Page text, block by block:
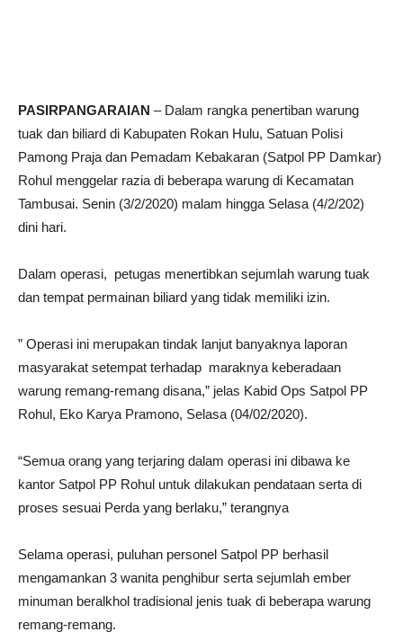
PASIRPANGARAIAN – Dalam rangka penertiban warung
tuak dan biliard di Kabupaten Rokan Hulu, Satuan Polisi
Pamong Praja dan Pemadam Kebakaran (Satpol PP Damkar)
Rohul menggelar razia di beberapa warung di Kecamatan
Tambusai. Senin (3/2/2020) malam hingga Selasa (4/2/202)
dini hari.
Dalam operasi, petugas menertibkan sejumlah warung tuak
dan tempat permainan biliard yang tidak memiliki izin.
” Operasi ini merupakan tindak lanjut banyaknya laporan
masyarakat setempat terhadap maraknya keberadaan
warung remang-remang disana,” jelas Kabid Ops Satpol PP
Rohul, Eko Karya Pramono, Selasa (04/02/2020).
“Semua orang yang terjaring dalam operasi ini dibawa ke
kantor Satpol PP Rohul untuk dilakukan pendataan serta di
proses sesuai Perda yang berlaku,” terangnya
Selama operasi, puluhan personel Satpol PP berhasil
mengamankan 3 wanita penghibur serta sejumlah ember
minuman beralkhol tradisional jenis tuak di beberapa warung
remang-remang.